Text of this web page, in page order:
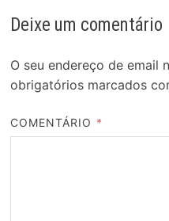
Deixe um comentário
O seu endereço de email
obrigatórios marcados
COMENTÁRIO *